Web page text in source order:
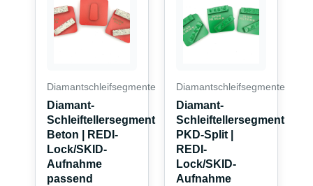
Diamantschleifsegmente
Diamant-
Schleiftellersegment
Beton | REDI-
Lock/SKID-
Aufnahme
passend
Varianten
Die
Optionen
können
Produktseite
Diamantschleifsegmente
Diamant-
Schleiftellersegment
PKD-Split |
REDI-
Lock/SKID-
Aufnahme